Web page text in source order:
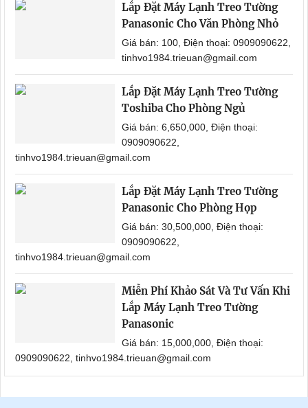
Lắp Đặt Máy Lạnh Treo Tường
Panasonic Cho Văn Phòng Nhỏ
Giá bán: 100, Điện thoại: 0909090622,
tinhvo1984.trieuan@gmail.com
Lắp Đặt Máy Lạnh Treo Tường
Toshiba Cho Phòng Ngủ
Giá bán: 6,650,000, Điện thoại:
0909090622,
tinhvo1984.trieuan@gmail.com
Lắp Đặt Máy Lạnh Treo Tường
Panasonic Cho Phòng Họp
Giá bán: 30,500,000, Điện thoại:
0909090622,
tinhvo1984.trieuan@gmail.com
Miễn Phí Khảo Sát Và Tư Vấn Khi
Lắp Máy Lạnh Treo Tường
Panasonic
Giá bán: 15,000,000, Điện thoại:
0909090622, tinhvo1984.trieuan@gmail.com